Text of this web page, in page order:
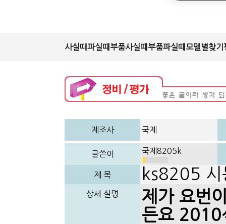
사실때파실때 부품사실때 부품파실때 모델별찾기
제조사 국제
글쓴이 국제8205k
제 목 ks8205 시
상세 설명
제가 요번
든요 2010